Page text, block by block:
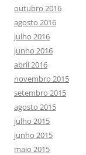
outubro 2016
agosto 2016
julho 2016
junho 2016
abril 2016
novembro 2015
setembro 2015
agosto 2015
julho 2015
junho 2015
maio 2015